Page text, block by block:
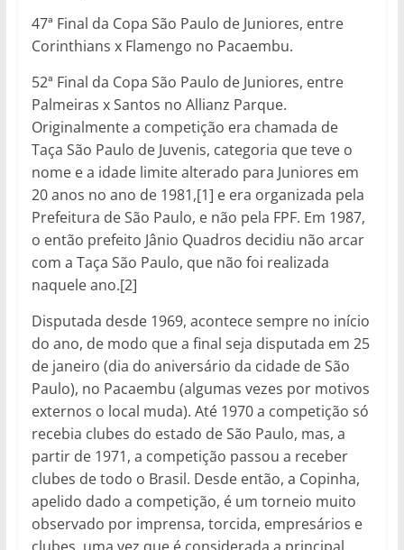
47ª Final da Copa São Paulo de Juniores, entre
Corinthians x Flamengo no Pacaembu.
52ª Final da Copa São Paulo de Juniores, entre
Palmeiras x Santos no Allianz Parque.
Originalmente a competição era chamada de
Taça São Paulo de Juvenis, categoria que teve o
nome e a idade limite alterado para Juniores em
20 anos no ano de 1981,[1] e era organizada pela
Prefeitura de São Paulo, e não pela FPF. Em 1987,
o então prefeito Jânio Quadros decidiu não arcar
com a Taça São Paulo, que não foi realizada
naquele ano.[2]
Disputada desde 1969, acontece sempre no início
do ano, de modo que a final seja disputada em 25
de janeiro (dia do aniversário da cidade de São
Paulo), no Pacaembu (algumas vezes por motivos
externos o local muda). Até 1970 a competição só
recebia clubes do estado de São Paulo, mas, a
partir de 1971, a competição passou a receber
clubes de todo o Brasil. Desde então, a Copinha,
apelido dado a competição, é um torneio muito
observado por imprensa, torcida, empresários e